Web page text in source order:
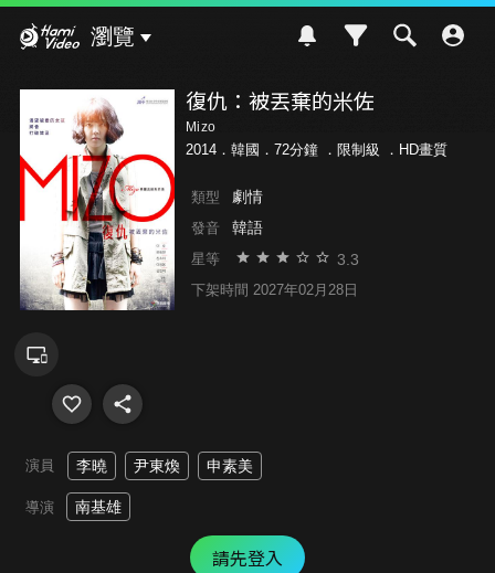
瀏覽
復仇：被丟棄的米佐
Mizo
2014．韓國．72分鐘 ． 限制級 ．HD畫質
類型 劇情
發音 韓語
星等 3.3
下架時間 2027年02月28日
演員 李曉 尹東煥 申素美
導演 南基雄
請先登入